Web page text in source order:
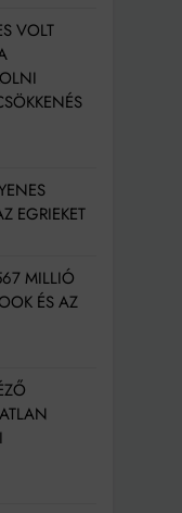
VOLT
EGRIEKET
MILLIÓ
ÉS AZ